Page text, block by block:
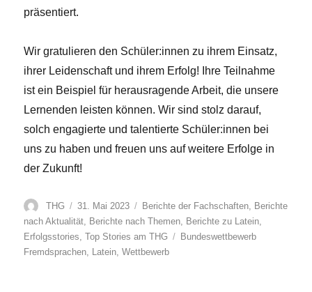
präsentiert.
Wir gratulieren den Schüler:innen zu ihrem Einsatz,
ihrer Leidenschaft und ihrem Erfolg! Ihre Teilnahme
ist ein Beispiel für herausragende Arbeit, die unsere
Lernenden leisten können. Wir sind stolz darauf,
solch engagierte und talentierte Schüler:innen bei
uns zu haben und freuen uns auf weitere Erfolge in
der Zukunft!
Autor
THG
Veröffentlicht
am
31. Mai 2023 Kategorien
Berichte der Fachschaften, Berichte
nach Aktualität, Berichte nach Themen, Berichte zu Latein,
Erfolgsstories,Top Stories am THG Schlagwörter
Bundeswettbewerb
Fremdsprachen, Latein,Wettbewerb